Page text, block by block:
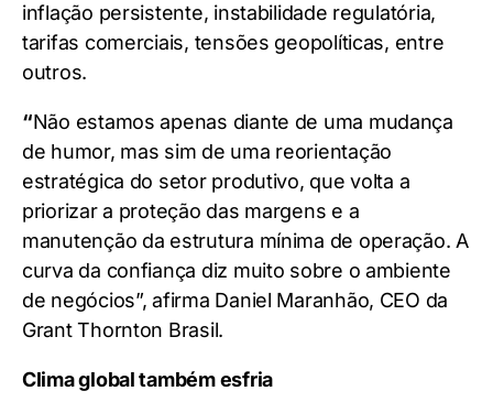
inflação persistente, instabilidade regulatória,
tarifas comerciais, tensões geopolíticas, entre
outros.
“Não estamos apenas diante de uma mudança
de humor, mas sim de uma reorientação
estratégica do setor produtivo, que volta a
priorizar a proteção das margens e a
manutenção da estrutura mínima de operação. A
curva da confiança diz muito sobre o ambiente
de negócios”, afirma Daniel Maranhão, CEO da
Grant Thornton Brasil.
Clima global também esfria